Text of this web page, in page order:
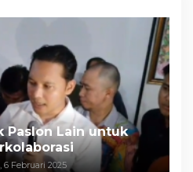
MK Tolak Gugatan
Segera Tetapkan
Februari 2025